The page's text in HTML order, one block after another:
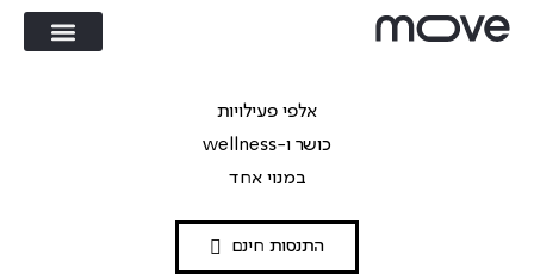
אלפי פעילויות
כושר ו-wellness
במנוי אחד
התנסות חינם